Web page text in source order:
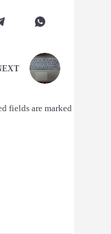
fields are marked